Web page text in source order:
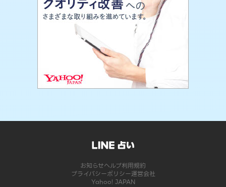
お知らせヘルプ利用規約
プライバシーポリシー運営会社
Yahoo! JAPAN